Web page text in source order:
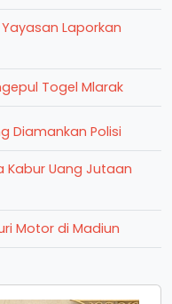
Laporkan
Togel Mlarak
Diamankan Polisi
Kabur Uang Jutaan
Motor di Madiun